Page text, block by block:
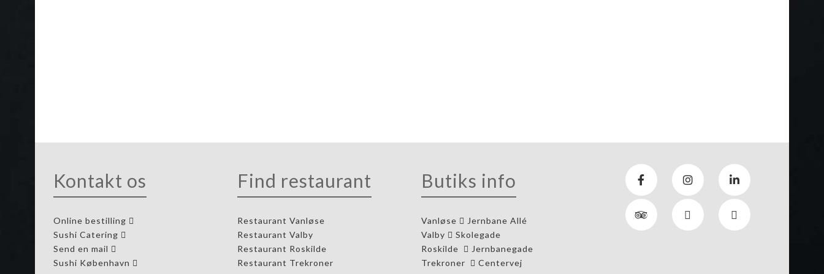
Kontakt os
Online bestilling
Sushi Catering
Send en mail
Sushi København
Find restaurant
Restaurant Vanløse
Restaurant Valby
Restaurant Roskilde
Restaurant Trekroner
Butiks info
Vanløse
Jernbane Allé
Valby
Skolegade
Roskilde
Jernbanegade
Trekroner
Centervej